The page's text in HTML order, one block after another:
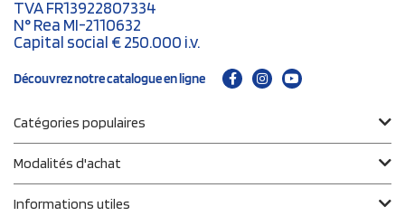
TVA FR13922807334
N° Rea MI-2110632
Capital social € 250.000 i.v.
Découvrez notre catalogue en ligne
Catégories populaires
Modalités d'achat
Informations utiles